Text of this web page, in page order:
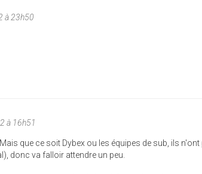
à 23h50
à 16h51
que ce soit Dybex ou les équipes de sub, ils
donc va falloir attendre un peu.